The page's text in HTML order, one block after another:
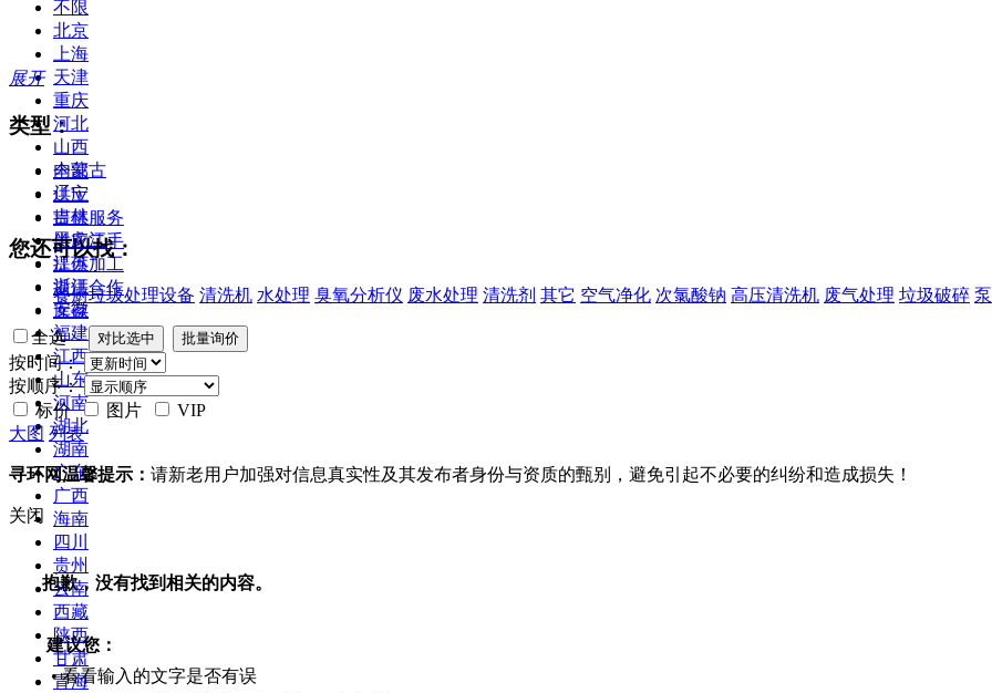
不限
北京
上海
天津
重庆
河北
山西
内蒙古
辽宁
吉林
黑龙江
江苏
浙江
安徽
福建
江西
山东
河南
湖北
湖南
广东
广西
海南
四川
贵州
云南
西藏
陕西
甘肃
青海
展开
类型：
全部
供应
提供服务
供应二手
提供加工
提供合作
库存
您还可以找：
餐厨垃圾处理设备 清洗机 水处理 臭氧分析仪 废水处理 清洗剂 其它 空气净化 次氯酸钠 高压清洗机 废气处理 垃圾破碎 泵
全选
按时间：
按顺序：
标价
图片
VIP
大图 列表
寻环网温馨提示： 请新老用户加强对信息真实性及其发布者身份与资质的甄别，避免引起不必要的纠纷和造成损失！
关闭
抱歉，没有找到相关的内容。
建议您：
• 看看输入的文字是否有误